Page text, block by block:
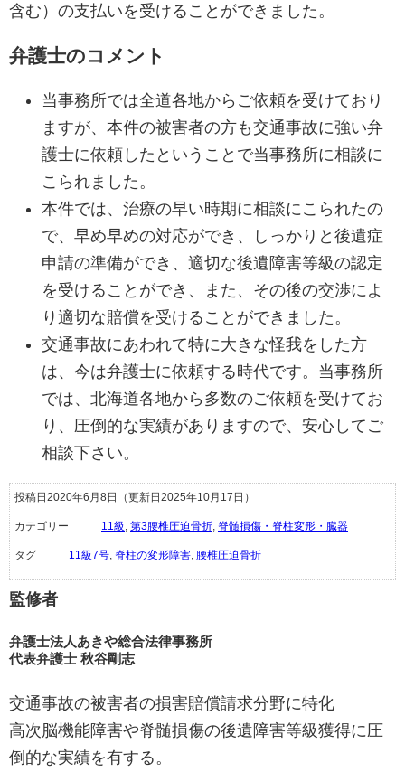
含む）の支払いを受けることができました。
弁護士のコメント
当事務所では全道各地からご依頼を受けており
ますが、本件の被害者の方も交通事故に強い弁
護士に依頼したということで当事務所に相談に
こられました。
本件では、治療の早い時期に相談にこられたの
で、早め早めの対応ができ、しっかりと後遺症
申請の準備ができ、適切な後遺障害等級の認定
を受けることができ、また、その後の交渉によ
り適切な賠償を受けることができました。
交通事故にあわれて特に大きな怪我をした方
は、今は弁護士に依頼する時代です。当事務所
では、北海道各地から多数のご依頼を受けてお
り、圧倒的な実績がありますので、安心してご
相談下さい。
投稿日2020年6月8日 （更新日2025年10月17日）
カテゴリー 11級, 第3腰椎圧迫骨折, 脊髄損傷・脊柱変形・臓器
タグ 11級7号, 脊柱の変形障害, 腰椎圧迫骨折
監修者
弁護士法人あきや総合法律事務所
代表弁護士 秋谷剛志
交通事故の被害者の損害賠償請求分野に特化
高次脳機能障害や脊髄損傷の後遺障害等級獲得に圧
倒的な実績を有する。